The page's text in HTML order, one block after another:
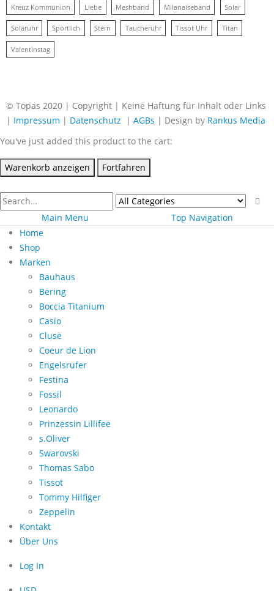
Kreuz Kommunion Liebe Meshband Milanaiseband Solar
Solaruhr Sportlich Stern Taucheruhr Tissot Uhr Titan
Valentinstag
© Topas 2020 | Copyright | Keine Haftung für Inhalt oder Links
| Impressum | Datenschutz | AGBs | Design by Rankus Media
You've just added this product to the cart:
Warenkorb anzeigen Fortfahren
Main Menu
Top Navigation
Home
Shop
Marken
Bauhaus
Bering
Boccia Titanium
Casio
Cluse
Coeur de Lion
Engelsrufer
Festina
Fossil
Leonardo
Prinzessin Lillifee
s.Oliver
Swarovski
Thomas Sabo
Tissot
Tommy Hilfiger
Zeppelin
Kontakt
Über Uns
Log In